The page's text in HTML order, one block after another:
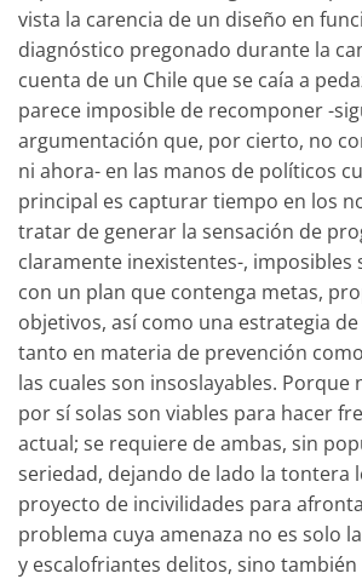
vista la carencia de un diseño en
diagnóstico pregonado durante la
cuenta de un Chile que se caía a
parece imposible de recomponer -
argumentación que, por cierto, no
ni ahora- en las manos de políticos
principal es capturar tiempo en los
tratar de generar la sensación de
claramente inexistentes-, imposibles
con un plan que contenga metas,
objetivos, así como una estrategia
tanto en materia de prevención
las cuales son insoslayables. Porque
por sí solas son viables para hacer
actual; se requiere de ambas, sin
seriedad, dejando de lado la tontera
proyecto de incivilidades para
problema cuya amenaza no es solo
y escalofriantes delitos, sino también